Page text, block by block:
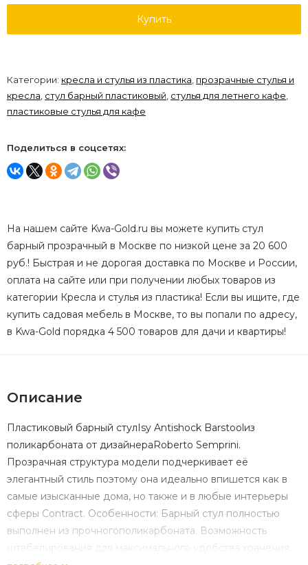
Купить
Категории: кресла и стулья из пластика, прозрачные стулья и
кресла, стул барный пластиковый, стулья для летнего кафе,
пластиковые стулья для кафе
Поделиться в соцсетях:
На нашем сайте Kwa-Gold.ru вы можете купить стул
барный прозрачный в Москве по низкой цене за 20 600
руб.! Быстрая и не дорогая доставка по Москве и России,
оплата на сайте или при получении любых товаров из
категории Кресла и стулья из пластика! Если вы ищите, где
купить садовая мебель в Москве, то вы попали по адресу,
в Kwa-Gold порядка 4 500 товаров для дачи и квартиры!
Описание
Пластиковый барный стулIsy Antishock Barstoolиз
поликарбоната от дизайнераRoberto Semprini.
Прозрачная структура модели подчеркивает её
элегантный стиль поэтому она идеально впишется как в
самые изысканные дома, но также и в любые интерьеры
сферы Contract. Особенности: Барный стул полностью
выполнен из прочногополикарбоната. Возможность
штабелирования для максимального удобства хранения.